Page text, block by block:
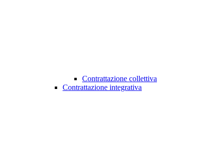
Contrattazione collettiva
Contrattazione integrativa